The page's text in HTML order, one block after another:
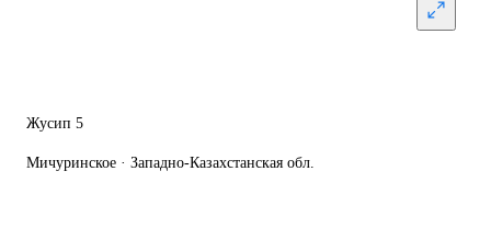
Жусип 5
Мичуринское · Западно-Казахстанская обл.